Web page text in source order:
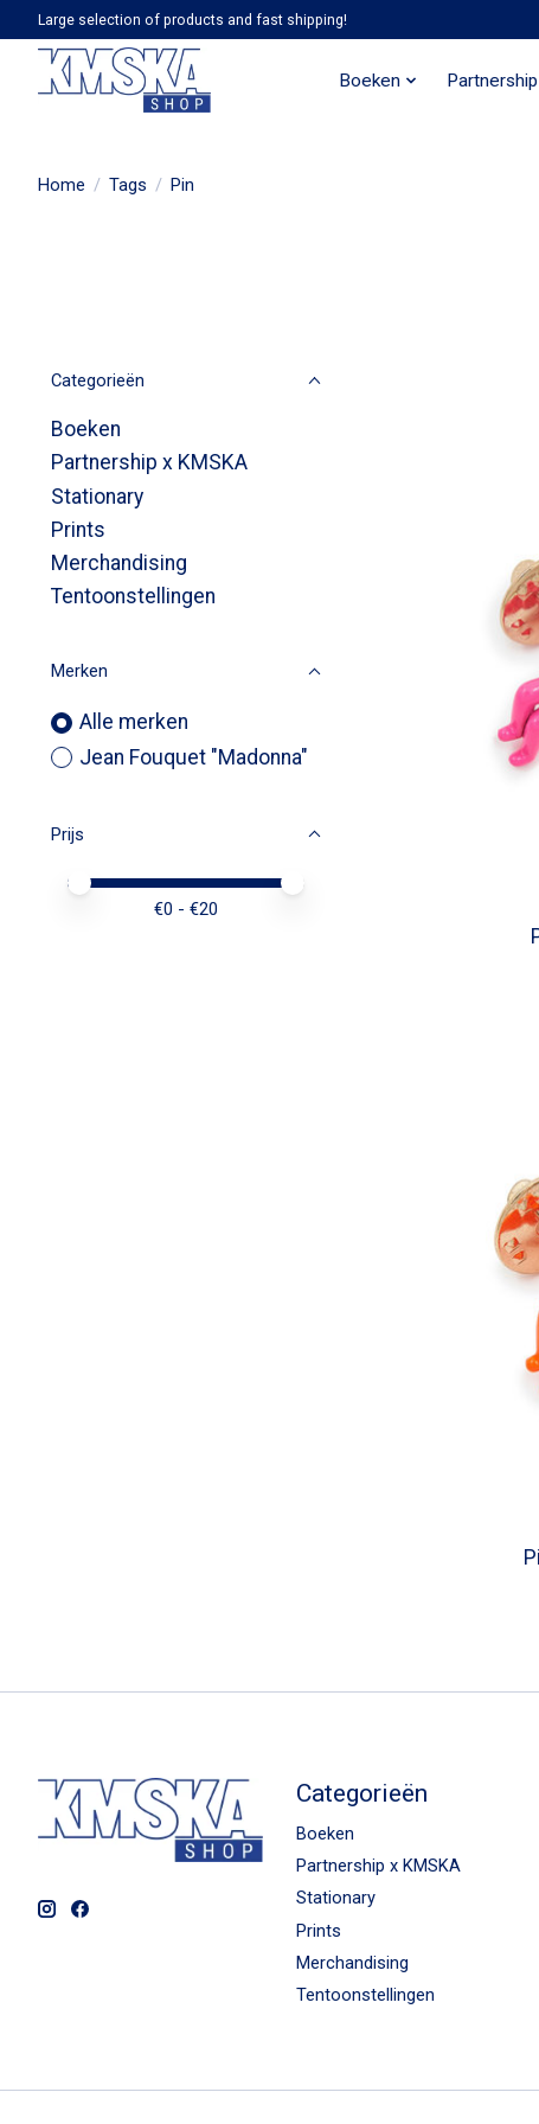
Large selection of products and fast shipping!
Boeken
Home / Tags / Pin
Categorieën
Boeken
Partnership x KMSKA
Stationary
Prints
Merchandising
Tentoonstellingen
Merken
Alle merken
Jean Fouquet "Madonna"
Prijs
Minimale prijswaarde
Price maximum value
€0 - €20
Categorieën
Boeken
Partnership x KMSKA
Stationary
Prints
Merchandising
Tentoonstellingen